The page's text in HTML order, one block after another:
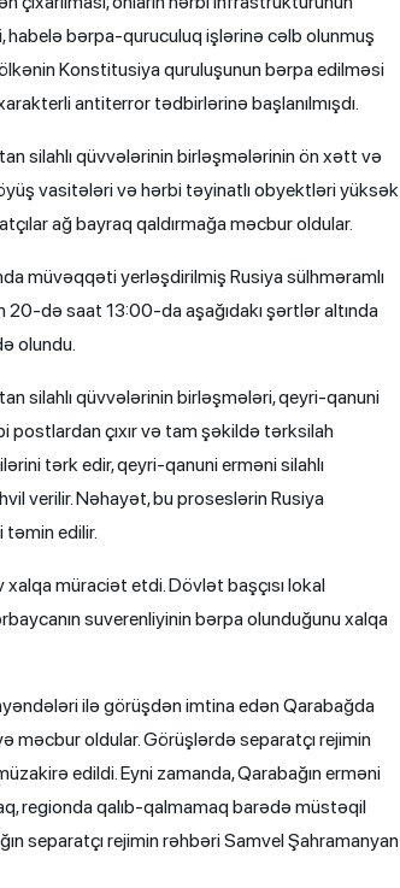
habelə bərpa-quruculuq işlərinə cəlb olunmuş
Konstitusiya quruluşunun bərpa edilməsi
antiter­ror tədbirlərinə başlanılmışdı.
silahlı qüvvələrinin birləşmələrinin ön xətt və
vasitələri və hərbi təyinatlı obyektləri yüksək
ağ bayraq qaldırmağa məcbur oldular.
müvəqqəti yerləşdirilmiş Rusiya sülhməramlı
də saat 13:00-da aşağıdakı şərtlər altında
olundu.
silahlı qüvvələrinin birləşmələri, qeyri-qanuni
postlardan çıxır və tam şəkildə tərksilah
tərk edir, qeyri-qanuni erməni silahlı
verilir. Nəhayət, bu proseslərin Rusiya
edilir.
müraciət etdi. Dövlət başçısı lokal
suverenliyinin bərpa olunduğunu xalqa
ilə görüşdən imtina edən Qarabağda
məcbur oldular. Görüşlərdə separatçı rejimin
edildi. Eyni zamanda, Qarabağın erməni
regionda qalıb-qalmamaq barədə müstəqil
separatçı rejimin rəhbəri Samvel Şahramanyan